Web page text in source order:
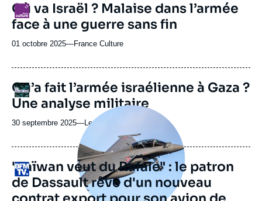
Logo
Où va Israël ? Malaise dans l’armée
face à une guerre sans fin
01 octobre 2025—Nom
journal,
ou
émission
France Culture
Logo
URL
de
Spotify
Qu’a fait l’armée israélienne à Gaza ?
Une analyse militaire
30 septembre 2025—Nom
du
journal,
revue
ou
émission
Le Collimateur
Logo
Image
principale
médiatique
"Taïwan veut du Rafale" : le patron
de Dassault rêve d'un nouveau